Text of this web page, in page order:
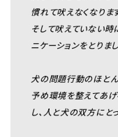
慣れて吠えなくなりま
そして吠えていない時
ニケーションをとりまし
犬の問題行動のほとん
予め環境を整えてあ
し、人と犬の双方にと